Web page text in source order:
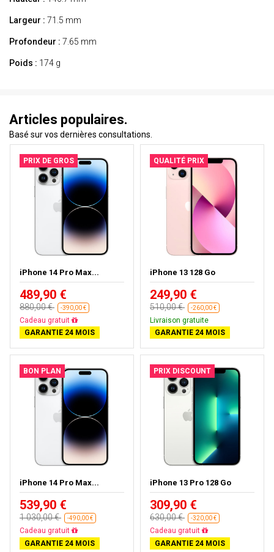
Largeur : 71.5 mm
Profondeur : 7.65 mm
Poids : 174 g
Articles populaires.
Basé sur vos dernières consultations.
PRIX DE GROS
iPhone 14 Pro Max...
489,90 €
880,00 € -390,00 €
Livraison gratuite
GARANTIE 24 MOIS
QUALITÉ PRIX
iPhone 13 128 Go
249,90 €
510,00 € -260,00 €
Livraison gratuite
GARANTIE 24 MOIS
BON PLAN
iPhone 14 Pro Max...
539,90 €
1 030,00 € -490,00 €
Livraison gratuite
GARANTIE 24 MOIS
PRIX DISCOUNT
iPhone 13 Pro 128 Go
309,90 €
630,00 € -320,00 €
Livraison gratuite
GARANTIE 24 MOIS